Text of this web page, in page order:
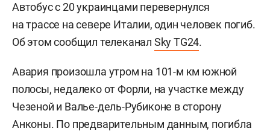
Автобус с 20 украинцами перевернулся
на трассе на севере Италии, один человек погиб.
Об этом сообщил телеканал Sky TG24.
Авария произошла утром на 101-м км южной
полосы, недалеко от Форли, на участке между
Чезеной и Валье-дель-Рубиконе в сторону
Анконы. По предварительным данным, погибла